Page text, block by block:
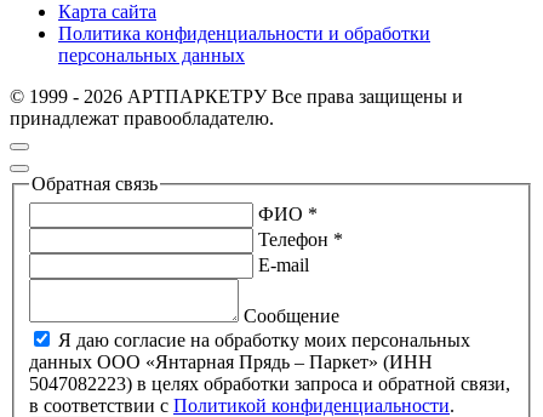
Карта сайта
Политика конфиденциальности и обработки
персональных данных
© 1999 - 2026 АРТПАРКЕТРУ Все права защищены и
принадлежат правообладателю.
Обратная связь
ФИО *
Телефон *
E-mail
Сообщение
Я даю согласие на обработку моих персональных
данных ООО «Янтарная Прядь – Паркет» (ИНН
5047082223) в целях обработки запроса и обратной связи,
в соответствии с Политикой конфиденциальности.